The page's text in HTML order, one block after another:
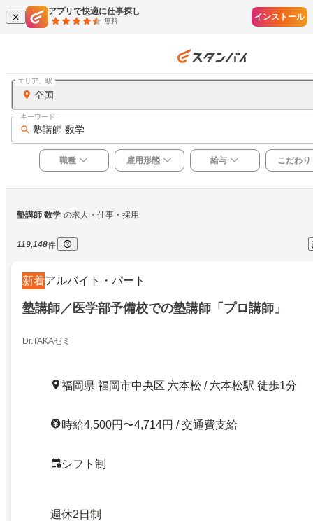
アプリで快適に仕事探し
無料 インストール
全国
エリア、駅
塾講師 数学
キーワード
職種 雇用形態 給与 こだわり
塾講師 数学 の求人・仕事・採用
119,148件
新着アルバイト・パート
塾講師／医学部予備校での塾講師「プロ講師」
Dr.TAKAゼミ
福岡県 福岡市中央区 六本松 / 六本松駅 徒歩1分
時給4,500円〜4,714円 / 交通費支給
シフト制
週休2日制